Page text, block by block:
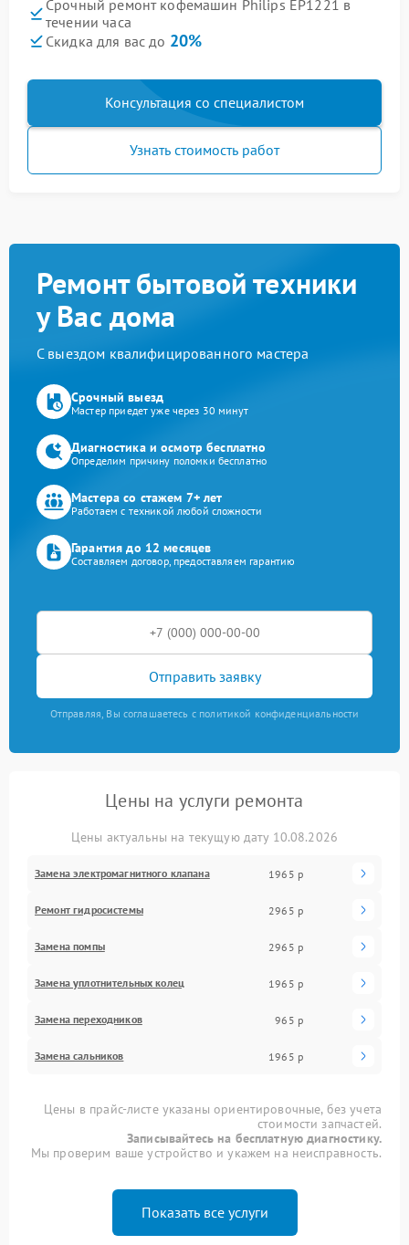
Срочный ремонт кофемашин Philips EP1221 в
течении часа
Скидка для вас до 20%
Консультация со специалистом
Узнать стоимость работ
Ремонт бытовой техники
у Вас дома
С выездом квалифицированного мастера
Срочный выезд
Мастер приедет уже через 30 минут
Диагностика и осмотр бесплатно
Определим причину поломки бесплатно
Мастера со стажем 7+ лет
Работаем с техникой любой сложности
Гарантия до 12 месяцев
Составляем договор, предоставляем гарантию
Отправить заявку
Отправляя, Вы соглашаетесь с политикой конфиденциальности
Цены на услуги ремонта
Цены актуальны на текущую дату 10.08.2026
Замена электромагнитного клапана 1965 р
Ремонт гидросистемы 2965 р
Замена помпы 2965 р
Замена уплотнительных колец 1965 р
Замена переходников 965 р
Замена сальников 1965 р
Цены в прайс-листе указаны ориентировочные, без учета
стоимости запчастей.
Записывайтесь на бесплатную диагностику.
Мы проверим ваше устройство и укажем на неисправность.
Показать все услуги